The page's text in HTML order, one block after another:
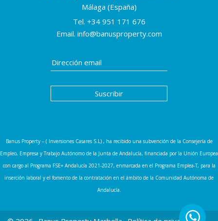
Málaga (España)
Tel. +34 951 171 676
Email. info@banusproperty.com
Banus Property – ( Inversiones Casares S.L) , ha recibido una subvención de la Consejería de
Empleo, Empresa y Trabajo Autónomo de la Junta de Andalucía, financiada por la Unión Europea
con cargo al Programa FSE+ Andalucía 2021-2027, enmarcada en el Programa Emplea-T, para la
inserción laboral y el fomento de la contratación en el ámbito de la Comunidad Autónoma de
Andalucía.